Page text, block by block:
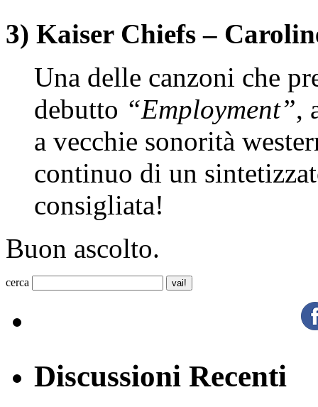
3) Kaiser Chiefs –
Una delle canzoni che
debutto “Employment”,
a vecchie sonorità
continuo di un
consigliata!
Buon ascolto.
cerca
Discussioni Recenti